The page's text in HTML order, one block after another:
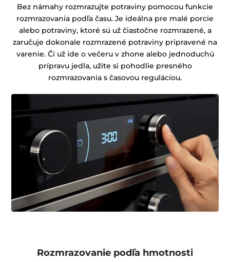
Bez námahy rozmrazujte potraviny pomocou funkcie
rozmrazovania podľa času. Je ideálna pre malé porcie
alebo potraviny, ktoré sú už čiastočne rozmrazené, a
zaručuje dokonale rozmrazené potraviny pripravené na
varenie. Či už ide o večeru v zhone alebo jednoduchú
prípravu jedla, užite si pohodlie presného
rozmrazovania s časovou reguláciou.
Rozmrazovanie podľa hmotnosti